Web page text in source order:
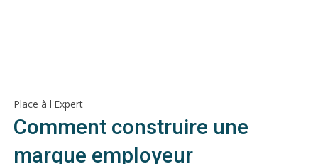
Place à l'Expert
Comment construire une
marque employeur